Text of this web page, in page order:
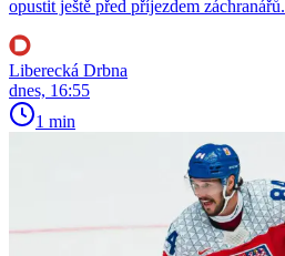
opustit ještě před příjezdem záchranářů.
Liberecká Drbna
dnes, 16:55
1 min